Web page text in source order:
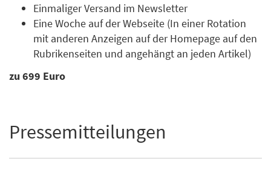
Einmaliger Versand im Newsletter
Eine Woche auf der Webseite (In einer Rotation
mit anderen Anzeigen auf der Homepage auf den
Rubrikenseiten und angehängt an jeden Artikel)
zu 699 Euro
Pressemitteilungen